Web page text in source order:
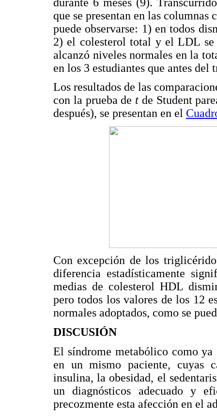
que se presentan en las columnas
puede observarse: 1) en todos
2) el colesterol total y el LDL
alcanzó niveles normales en la
en los 3 estudiantes que antes
Los resultados de las
con la prueba de t de Student
después), se presentan en el
Con excepción de los
diferencia estadísticamente
medias de colesterol HDL
pero todos los valores de los 12
normales adoptados, como se
DISCUSIÓN
El síndrome metabólico como
en un mismo paciente, cuyas
insulina, la obesidad, el
un diagnósticos adecuado y
precozmente esta afección en el